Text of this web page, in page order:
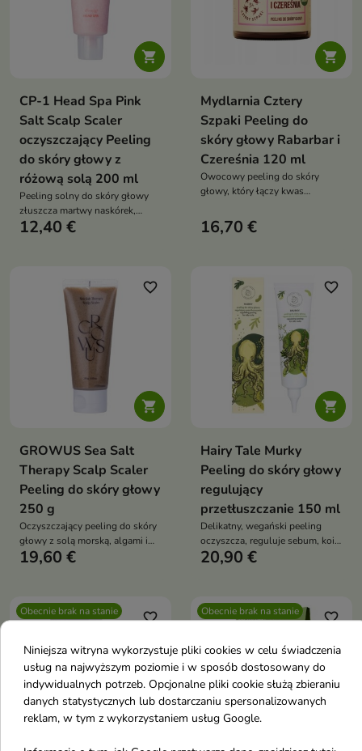

CP-1 Head Spa Pink
Salt Scalp Scaler
oczyszczający Peeling
do skóry głowy z
różową solą 200 ml
Peeling solny do skóry głowy
złuszcza martwy naskórek,
odświeża i wspiera oczyszczenie
pantenolem i mentolem pomaga
odblokować ujścia mieszków
włosowych oraz ograniczyć
nadmiar sebum
12,40 €

Mydlarnia Cztery
Szpaki Peeling do
skóry głowy Rabarbar i
Czereśnia 120 ml
Owocowy peeling do skóry
głowy, który łączy kwas
aby oczyścić, odświeżyć i
pobudzić skórę, pozostawiając
16,70 €

favorite_border
GROWUS Sea Salt
Therapy Scalp Scaler
Peeling do skóry głowy
250 g
Oczyszczający peeling do skóry
głowy z solą morską, algami i
kwasem salicylowym, który
19,60 €

favorite_border
Hairy Tale Murky
Peeling do skóry głowy
regulujący
przetłuszczanie 150 ml
Delikatny, wegański peeling
oczyszcza, reguluje sebum, koi i
wspiera walkę z łupieżem.
20,90 €
Obecnie brak na stanie favorite_border Obecnie brak na stanie favorite_border
Niniejsza witryna wykorzystuje pliki cookies w celu świadczenia
usług na najwyższym poziomie i w sposób dostosowany do
indywidualnych potrzeb. Opcjonalne pliki cookie służą zbieraniu
danych statystycznych lub dostarczaniu spersonalizowanych
reklam, w tym z wykorzystaniem usług Google.